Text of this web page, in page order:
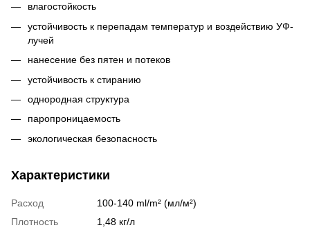
влагостойкость
устойчивость к перепадам температур и воздействию УФ-
лучей
нанесение без пятен и потеков
устойчивость к стиранию
однородная структура
паропроницаемость
экологическая безопасность
Характеристики
Расход
100-140 ml/m² (мл/м²)
Плотность
1,48 кг/л